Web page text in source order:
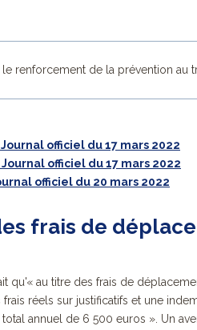
le renforcement de la prévention
officiel du 17 mars 2022
Journal officiel du 17 mars 2022
officiel du 20 mars 2022
frais de
qu'« au titre des frais de
réels sur justificatifs et une
annuel de 6 500 euros ». Un